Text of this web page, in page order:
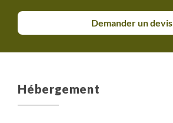
Demander un devis
Hébergement